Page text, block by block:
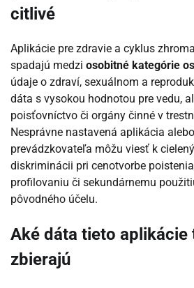
citlivé
Aplikácie pre zdravie a cyklus
spadajú medzi osobitné kategórie
údaje o zdraví, sexuálnom a
dáta s vysokou hodnotou pre vedu,
poisťovníctvo či orgány činné v
Nesprávne nastavená aplikácia
prevádzkovateľa môžu viesť k
diskriminácii pri cenotvorbe
profilovaniu či sekundárnemu
pôvodného účelu.
Aké dáta tieto aplikácie
zbierajú